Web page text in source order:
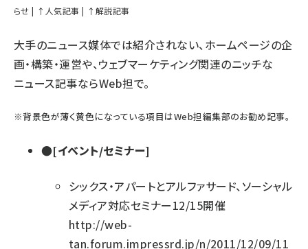
らせ | ↑人気記事 | ↑解説記事
大手のニュース媒体では紹介されない、ホームページの企
画・構築・運営や、ウェブマーケティング関連のニッチな
ニュース記事ならWeb担で。
※背景色が薄く黄色になっている項目はWeb担編集部のお勧め記事。
●[イベント/セミナー]
シックス・アパートとアルファサード、ソーシャル
メディア対応セミナー12/15開催
http://web-
tan.forum.impressrd.jp/n/2011/12/09/11